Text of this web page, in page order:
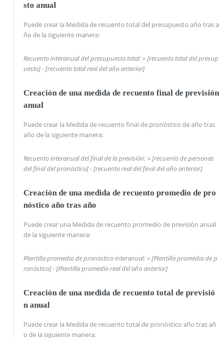
sto anual
Puede crear la Medida de recuento total del presupuesto año tras a
ño de la siguiente manera:
Recuento interanual del presupuesto total: = [recuento total del presup
uesto] - [recuento total real del año anterior]
Creación de una medida de recuento final de previsión
anual
Puede crear la Medida de recuento final de pronóstico de año tras
año de la siguiente manera:
Recuento interanual del final de la previsión: = [recuento de personas
del final del pronóstico] - [recuento real del final del año anterior]
Creación de una medida de recuento promedio de pro
nóstico año tras año
Puede crear una Medida de recuento promedio de previsión anual
de la siguiente manera:
Plantilla promedio de pronóstico interanual: = [Plantilla promedio de p
ronóstico] - [Plantilla promedio real del año anterior]
Creación de una medida de recuento total de previsió
n anual
Puede crear la Medida de recuento total de pronóstico año tras añ
o de la siguiente manera: